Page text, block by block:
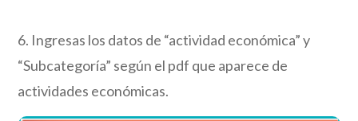
6. Ingresas los datos de “actividad económica”y
“Subcategoría” según el pdf que aparece de
actividades económicas.